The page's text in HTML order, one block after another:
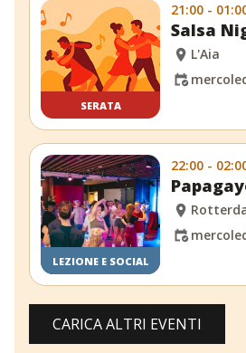
SERATA
21:00 -
Salsa
L'Aia
LEZIONE E SOCIAL
22:00 -
CARICA ALTRI EVENTI